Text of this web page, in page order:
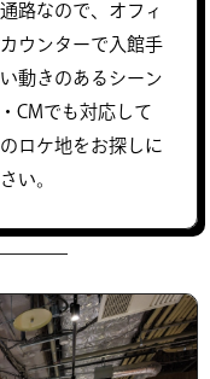
路なので、オフィ
ウンターで入館手
動きのあるシーン
CMでも対応して
ロケ地をお探しに
い。